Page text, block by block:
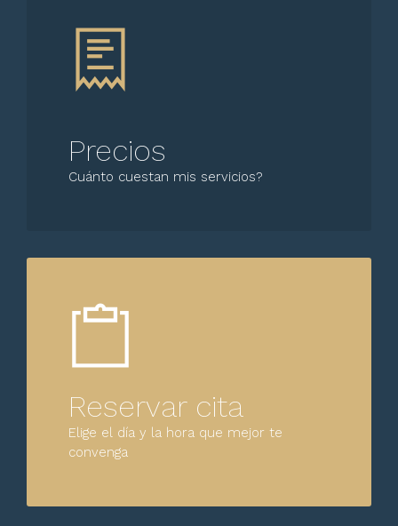
Precios
Cuánto cuestan mis servicios?
Reservar cita
Elige el día y la hora que mejor te
convenga